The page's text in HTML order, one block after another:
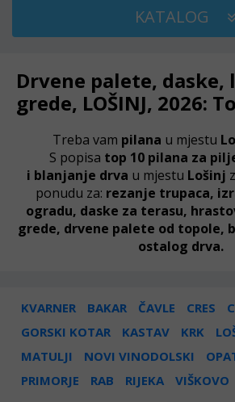
KATALOG
Drvene palete, daske,
grede, LOŠINJ, 2026:
Treba vam pilana u mjestu
S popisa top 10 pilana za
i blanjanje drva u mjestu Lošinj
ponudu za: rezanje trupaca,
ogradu, daske za terasu,
grede, drvene palete od topole,
ostalog drva.
KVARNER BAKAR ČAVLE CRES
GORSKI KOTAR
KASTAV KRK
MATULJI
NOVI VINODOLSKI
PRIMORJE
RAB RIJEKA VIŠKOVO